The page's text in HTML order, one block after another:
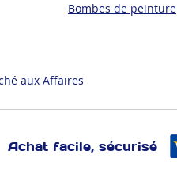
Bombes de peinture
aux Affaires
Achat facile, sécurisé